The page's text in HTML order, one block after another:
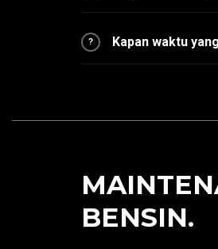
? Kapan waktu
BENSIN.